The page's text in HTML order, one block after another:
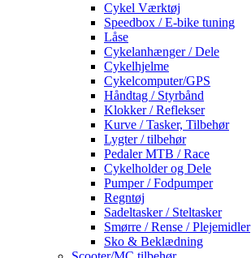
Cykel Værktøj
Speedbox / E-bike tuning
Låse
Cykelanhænger / Dele
Cykelhjelme
Cykelcomputer/GPS
Håndtag / Styrbånd
Klokker / Reflekser
Kurve / Tasker, Tilbehør
Lygter / tilbehør
Pedaler MTB / Race
Cykelholder og Dele
Pumper / Fodpumper
Regntøj
Sadeltasker / Steltasker
Smørre / Rense / Plejemidler
Sko & Beklædning